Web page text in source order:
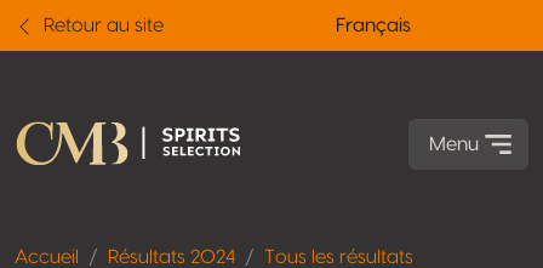
Retour au site Français
Menu
Accueil Résultats 2024
Tous les résultats